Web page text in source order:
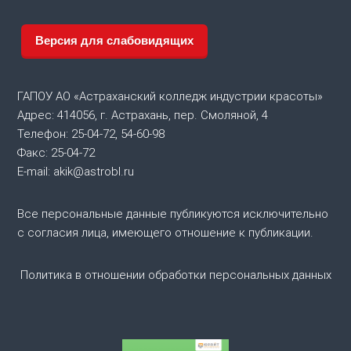
ц
я
п
о
з
Версия для слабовидящих
ГАПОУ АО «Астраханский колледж индустрии красоты»
Адрес: 414056, г. Астрахань, пер. Смоляной, 4
Телефон: 25-04-72, 54-60-98
Факс: 25-04-72
E-mail: akik@astrobl.ru
Все персональные данные публикуются исключительно
с согласия лица, имеющего отношение к публикации.
Политика в отношении обработки персональных данных